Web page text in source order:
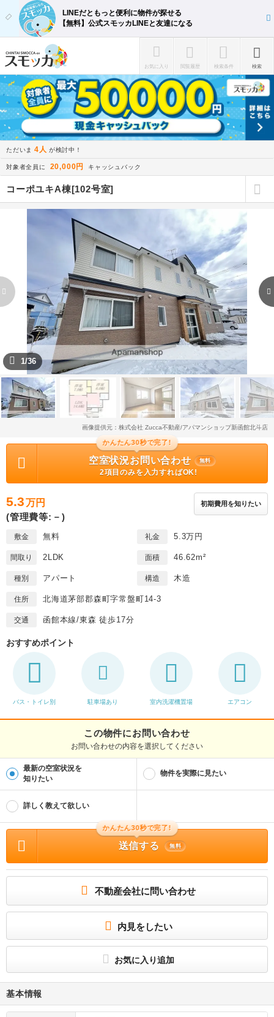
LINEだともっと便利に物件が探せる
【無料】公式スモッカLINEと友達になる
お気に入り 閲覧履歴 検索条件 検索
ただいま 4人 が検討中！
対象者全員に 20,000円 キャッシュバック
コーポユキA棟[102号室]
1/36
画像提供元：株式会社 Zucca不動産/アパマンショップ新函館北斗店
かんたん30秒で完了!
空室状況お問い合わせ 無料
2項目のみを入力すればOK!
5.3万円
(管理費等:－)
初期費用を知りたい
敷金 無料 礼金 5.3万円
間取り 2LDK 面積 46.62m²
種別 アパート 構造 木造
住所 北海道茅部郡森町字常盤町14-3
交通 函館本線/東森 徒歩17分
おすすめポイント
バス・トイレ別 駐車場あり 室内洗濯機置場 エアコン
この物件にお問い合わせ
お問い合わせの内容を選択してください
最新の空室状況を
知りたい
物件を実際に見たい
詳しく教えて欲しい
かんたん30秒で完了!
送信する 無料
不動産会社に問い合わせ
内見をしたい
お気に入り追加
基本情報